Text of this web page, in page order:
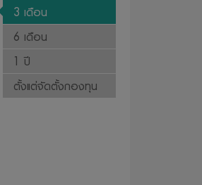
3 เดือน
6 เดือน
1 ปี
ตั้งแต่จัดตั้งกองทุน